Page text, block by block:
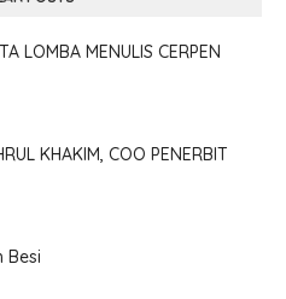
LOMBA MENULIS CERPEN
KHAKIM, COO PENERBIT
Besi